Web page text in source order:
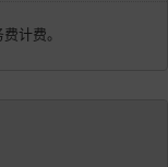
计费。